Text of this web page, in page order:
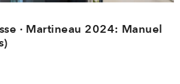
· Martineau 2024: Manuel